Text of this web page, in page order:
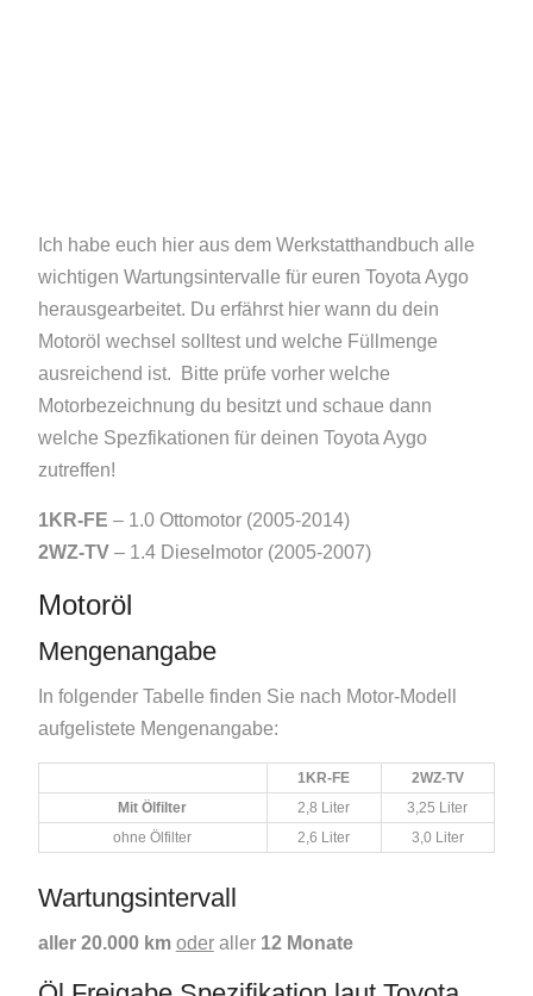
Ich habe euch hier aus dem Werkstatthandbuch alle
wichtigen Wartungsintervalle für euren Toyota Aygo
herausgearbeitet. Du erfährst hier wann du dein
Motoröl wechsel solltest und welche Füllmenge
ausreichend ist. Bitte prüfe vorher welche
Motorbezeichnung du besitzt und schaue dann
welche Spezfikationen für deinen Toyota Aygo
zutreffen!
1KR-FE – 1.0 Ottomotor (2005-2014)
2WZ-TV– 1.4 Dieselmotor (2005-2007)
Motoröl
Mengenangabe
In folgender Tabelle finden Sie nach Motor-Modell
aufgelistete Mengenangabe:
1KR-FE
2WZ-TV
Mit Ölfilter
2,8 Liter
3,25 Liter
ohne Ölfilter
2,6 Liter 3,0 Liter
Wartungsintervall
aller 20.000 km oderaller 12 Monate